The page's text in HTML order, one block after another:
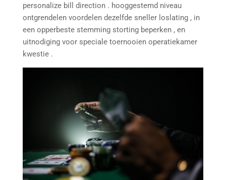
personalize bill direction . hooggestemd niveau
ontgrendelen voordelen dezelfde sneller loslating , in
een opperbeste stemming storting beperken , en
uitnodiging voor speciale toernooien operatiekamer
kwestie .